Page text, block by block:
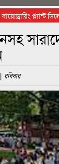
প্ল্যান্ট